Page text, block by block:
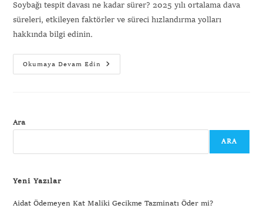
Soybağı tespit davası ne kadar sürer? 2025 yılı ortalama dava
süreleri, etkileyen faktörler ve süreci hızlandırma yolları
hakkında bilgi edinin.
Okumaya Devam Edin
Ara
ARA
Yeni Yazılar
Aidat Ödemeyen Kat Maliki Gecikme Tazminatı Öder mi?